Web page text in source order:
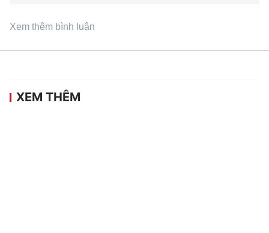
Xem thêm bình luận
XEM THÊM